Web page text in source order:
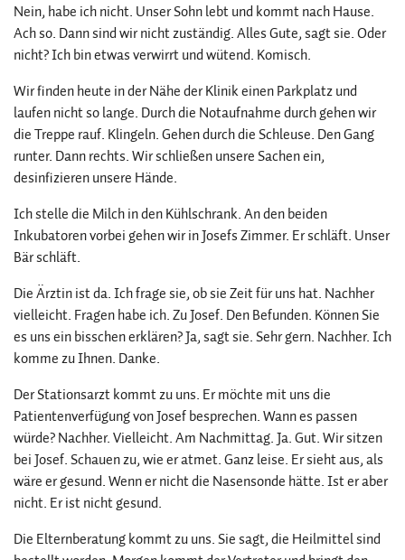
Nein, habe ich nicht. Unser Sohn lebt und kommt nach Hause.
Ach so. Dann sind wir nicht zuständig. Alles Gute, sagt sie. Oder
nicht? Ich bin etwas verwirrt und wütend. Komisch.
Wir finden heute in der Nähe der Klinik einen Parkplatz und
laufen nicht so lange. Durch die Notaufnahme durch gehen wir
die Treppe rauf. Klingeln. Gehen durch die Schleuse. Den Gang
runter. Dann rechts. Wir schließen unsere Sachen ein,
desinfizieren unsere Hände.
Ich stelle die Milch in den Kühlschrank. An den beiden
Inkubatoren vorbei gehen wir in Josefs Zimmer. Er schläft. Unser
Bär schläft.
Die Ärztin ist da. Ich frage sie, ob sie Zeit für uns hat. Nachher
vielleicht. Fragen habe ich. Zu Josef. Den Befunden. Können Sie
es uns ein bisschen erklären? Ja, sagt sie. Sehr gern. Nachher. Ich
komme zu Ihnen. Danke.
Der Stationsarzt kommt zu uns. Er möchte mit uns die
Patientenverfügung von Josef besprechen. Wann es passen
würde? Nachher. Vielleicht. Am Nachmittag. Ja. Gut. Wir sitzen
bei Josef. Schauen zu, wie er atmet. Ganz leise. Er sieht aus, als
wäre er gesund. Wenn er nicht die Nasensonde hätte. Ist er aber
nicht. Er ist nicht gesund.
Die Elternberatung kommt zu uns. Sie sagt, die Heilmittel sind